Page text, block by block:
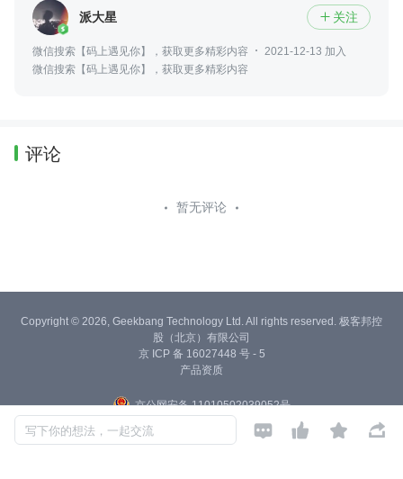
派大星  关注
微信搜索【码上遇见你】，获取更多精彩内容
2021-12-13 加入
微信搜索【码上遇见你】，获取更多精彩内容
评论
暂无评论
写下你的想法，一起交流    
Copyright © 2026, Geekbang Technology Ltd. All rights reserved. 极客邦控
股（北京）有限公司
京 ICP 备 16027448 号 - 5
产品资质
京公网安备 11010502039052号